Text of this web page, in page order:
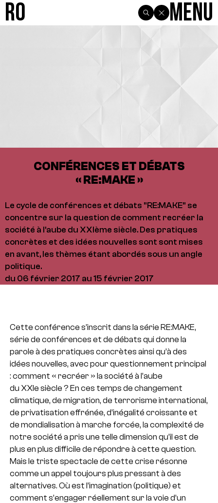
R0 Menu
CONFÉRENCES ET DÉBATS
« RE:MAKE »
Le cycle de conférences et débats "RE:MAKE" se
concentre sur la question de comment recréer la
société à l'aube du XXIème siècle. Des pratiques
concrètes et des idées nouvelles sont sont mises
en avant, les thèmes étant abordés sous un angle
politique.
du 06 février 2017 au 15 février 2017
Cette conférence s’inscrit dans la série RE:MAKE,
série de conférences et de débats qui donne la
parole à des pratiques concrètes ainsi qu’à des
idées nouvelles, avec pour questionnement principal
: comment « recréer » la société à l’aube
du XXIe siècle ? En ces temps de changement
climatique, de migration, de terrorisme international,
de privatisation effrénée, d’inégalité croissante et
de mondialisation à marche forcée, la complexité de
notre société a pris une telle dimension qu’il est de
plus en plus difficile de répondre à cette question.
Mais le triste spectacle de cette crise résonne
comme un appel toujours plus pressant à des
alternatives. Où est l’imagination (politique) et
comment s’engager réellement sur la voie d’un